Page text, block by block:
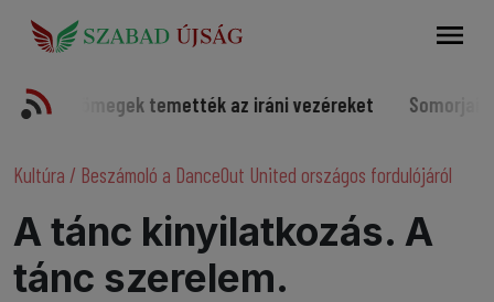
temették az iráni vezéreket Somorjai sportolók a
Kultúra / Beszámoló a DanceOut United országos fordulójáról
A tánc kinyilatkozás. A
tánc szerelem.